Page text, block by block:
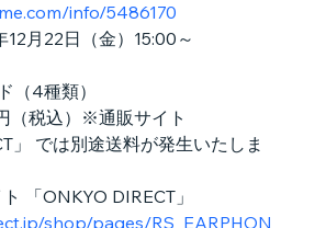
info/5486170
月22日（金）15:00～
（4種類）
（税込）※通販サイト
」 では別途送料が発生いたしま
「ONKYO DIRECT」
shop/pages/RS_EARPHON